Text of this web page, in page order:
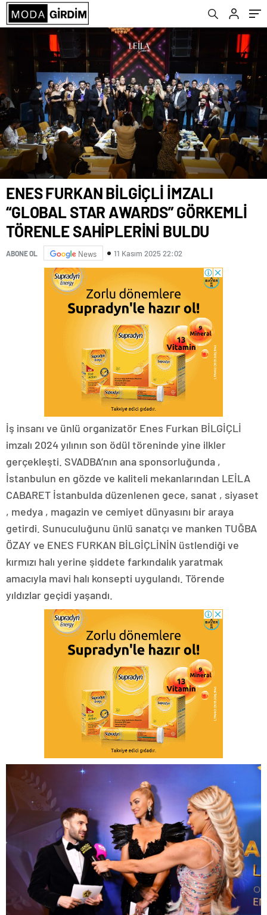
SAHİPLERİNİ BULDU
ENES FURKAN BİLGİÇLİ İMZALI
“GLOBAL STAR AWARDS” GÖRKEMLİ
TÖRENLE SAHİPLERİNİ BULDU
ABONE OL News 11 Kasım 2025 22:02
İş insanı ve ünlü organizatör Enes Furkan BİLGİÇLİ
imzalı 2024 yılının son ödül töreninde yine ilkler
gerçekleşti. SVADBA’nın ana sponsorluğunda ,
İstanbulun en gözde ve kaliteli mekanlarından LEİLA
CABARET İstanbulda düzenlenen gece, sanat , siyaset
, medya , magazin ve cemiyet dünyasını bir araya
getirdi. Sunuculuğunu ünlü sanatçı ve manken TUĞBA
ÖZAY ve ENES FURKAN BİLGİÇLİNİN üstlendiği ve
kırmızı halı yerine şiddete farkındalık yaratmak
amacıyla mavi halı konsepti uygulandı. Törende
yıldızlar geçidi yaşandı.